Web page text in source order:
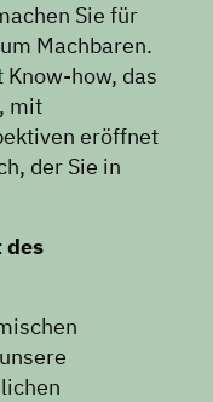
Sie für
Machbaren.
how, das
mit
eröffnet
der Sie in
des